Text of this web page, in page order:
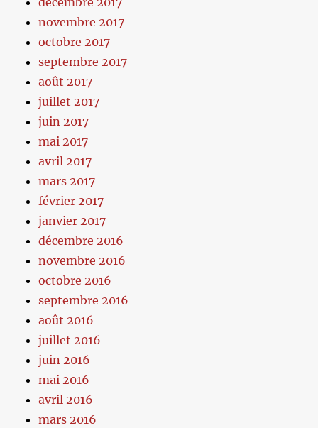
novembre 2017
octobre 2017
septembre 2017
août 2017
juillet 2017
juin 2017
mai 2017
avril 2017
mars 2017
février 2017
janvier 2017
décembre 2016
novembre 2016
octobre 2016
septembre 2016
août 2016
juillet 2016
juin 2016
mai 2016
avril 2016
mars 2016